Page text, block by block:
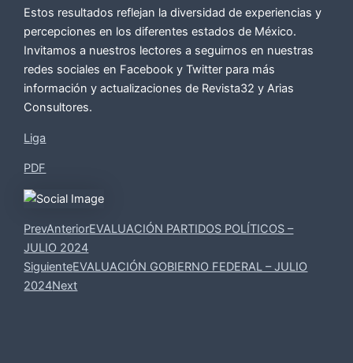
Estos resultados reflejan la diversidad de experiencias y
percepciones en los diferentes estados de México.
Invitamos a nuestros lectores a seguirnos en nuestras
redes sociales en Facebook y Twitter para más
información y actualizaciones de Revista32 y Arias
Consultores.
Liga
PDF
PrevAnteriorEVALUACIÓN PARTIDOS POLÍTICOS –
JULIO 2024
SiguienteEVALUACIÓN GOBIERNO FEDERAL – JULIO
2024Next